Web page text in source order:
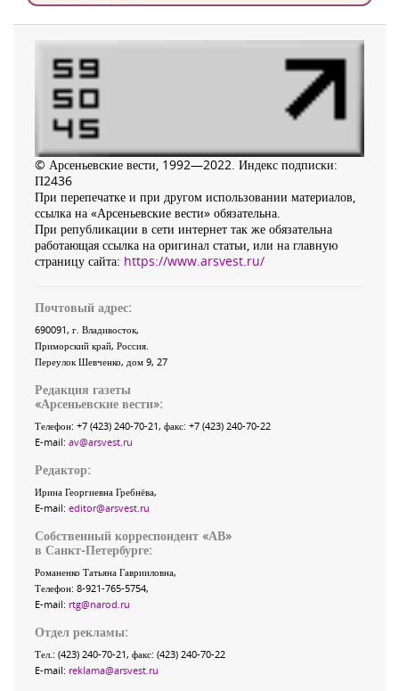
© Арсеньевские вести, 1992—2022. Индекс подписки:
П2436
При перепечатке и при другом использовании материалов,
ссылка на «Арсеньевские вести» обязательна.
При републикации в сети интернет так же обязательна
работающая ссылка на оригинал статьи, или на главную
страницу сайта: https://www.arsvest.ru/
Почтовый адрес:
690091, г. Владивосток,
Приморский край, Россия
Переулок Шевченко, дом 9, 27
Редакция газеты
«Арсеньевские вести»:
Телефон: +7 (423) 240-70-21, факс: +7 (423) 240-70-22
E-mail: av@arsvest.ru
Редактор:
Ирина Георгиевна Гребнёва,
E-mail: editor@arsvest.ru
Собственный корреспондент «АВ»
в Санкт-Петербурге:
Романенко Татьяна Гаврииловна,
Телефон: 8-921-765-5754,
E-mail: rtg@narod.ru
Отдел рекламы:
Тел.: (423) 240-70-21, факс: (423) 240-70-22
E-mail: reklama@arsvest.ru